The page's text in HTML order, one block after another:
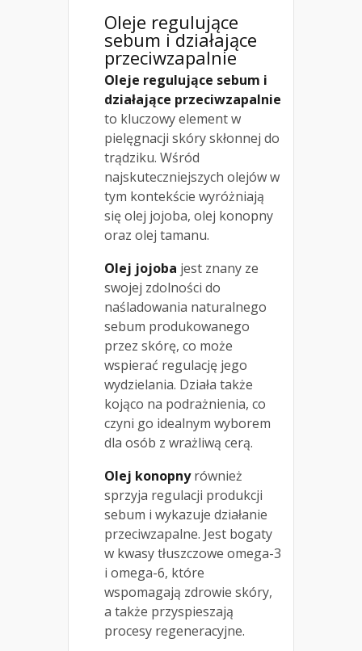
Oleje regulujące
sebum i działające
przeciwzapalnie
Oleje regulujące sebum i
działające przeciwzapalnie
to kluczowy element w
pielęgnacji skóry skłonnej do
trądziku. Wśród
najskuteczniejszych olejów w
tym kontekście wyróżniają
się olej jojoba, olej konopny
oraz olej tamanu.
Olej jojoba jest znany ze
swojej zdolności do
naśladowania naturalnego
sebum produkowanego
przez skórę, co może
wspierać regulację jego
wydzielania. Działa także
kojąco na podrażnienia, co
czyni go idealnym wyborem
dla osób z wrażliwą cerą.
Olej konopnyrównież
sprzyja regulacji produkcji
sebum i wykazuje działanie
przeciwzapalne. Jest bogaty
w kwasy tłuszczowe omega-3
i omega-6, które
wspomagają zdrowie skóry,
a także przyspieszają
procesy regeneracyjne.